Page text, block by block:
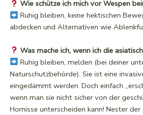
Wie schütze ich mich vor Wespen
Ruhig bleiben, keine hektischen
abdecken und Alternativen wie
Was mache ich, wenn ich die
Ruhig bleiben, melden (bei deiner
Naturschutzbehörde). Sie ist eine
eingedämmt werden. Doch einfach
wenn man sie nicht sicher von der
Hornisse unterscheiden kann! Nester